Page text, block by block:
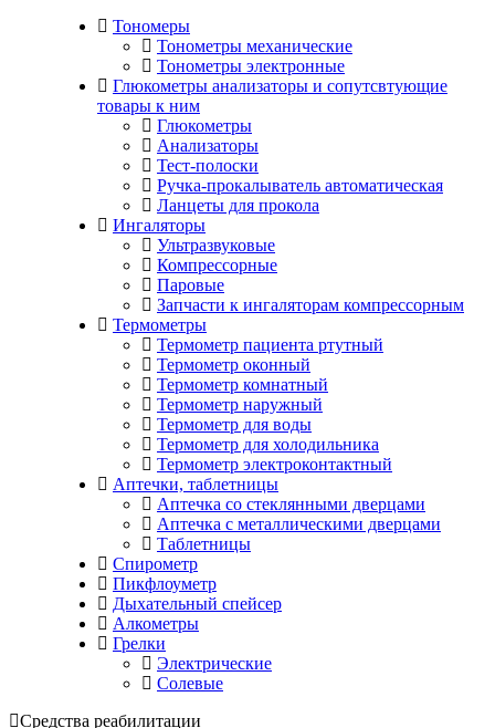
Тономеры
Тонометры механические
Тонометры электронные
Глюкометры анализаторы и сопутсвтующие
товары к ним
Глюкометры
Анализаторы
Тест-полоски
Ручка-прокалыватель автоматическая
Ланцеты для прокола
Ингаляторы
Ультразвуковые
Компрессорные
Паровые
Запчасти к ингаляторам компрессорным
Термометры
Термометр пациента ртутный
Термометр оконный
Термометр комнатный
Термометр наружный
Термометр для воды
Термометр для холодильника
Термометр электроконтактный
Аптечки, таблетницы
Аптечка со стеклянными дверцами
Аптечка с металлическими дверцами
Таблетницы
Спирометр
Пикфлоуметр
Дыхательный спейсер
Алкометры
Грелки
Электрические
Солевые
Средства реабилитации